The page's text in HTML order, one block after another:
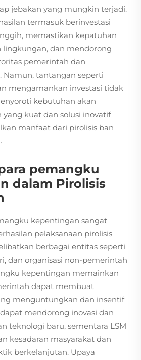
jebakan yang mungkin terjadi.
termasuk berinvestasi
memastikan kepatuhan
lingkungan, dan mendorong
pemerintah dan
Namun, tantangan seperti
mengamankan investasi tidak
kebutuhan akan
yang kuat dan solusi inovatif
manfaat dari pirolisis ban
pemangku
dalam Pirolisis
kepentingan sangat
pelaksanaan pirolisis
berbagai entitas seperti
dan organisasi non-pemerintah
kepentingan memainkan
dapat membuat
menguntungkan dan insentif
mendorong inovasi dan
teknologi baru, sementara LSM
kesadaran masyarakat dan
berkelanjutan. Upaya